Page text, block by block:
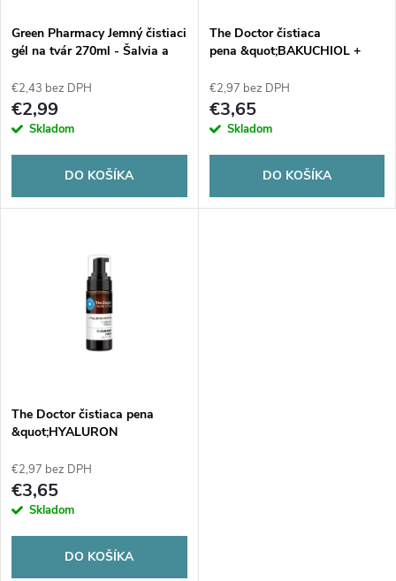
e
p
r
d
o
v
s
p
r
o
d
v
Green Pharmacy Jemný čistiaci
gél na tvár 270ml - Šalvia a
€2,43 bez DPH
€2,99
Skladom
DO KOŠÍKA
The Doctor čistiaca
pena &quot;BAKUCHIOL +
€2,97 bez DPH
€3,65
Skladom
DO KOŠÍKA
The Doctor čistiaca pena
&quot;HYALURON
€2,97 bez DPH
€3,65
Skladom
DO KOŠÍKA